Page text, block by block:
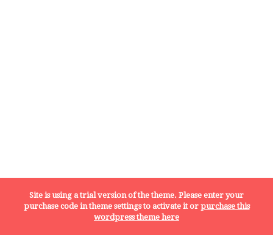
Site is using a trial version of the theme. Please enter your
purchase code in theme settings to activate it or purchase this
wordpress theme here